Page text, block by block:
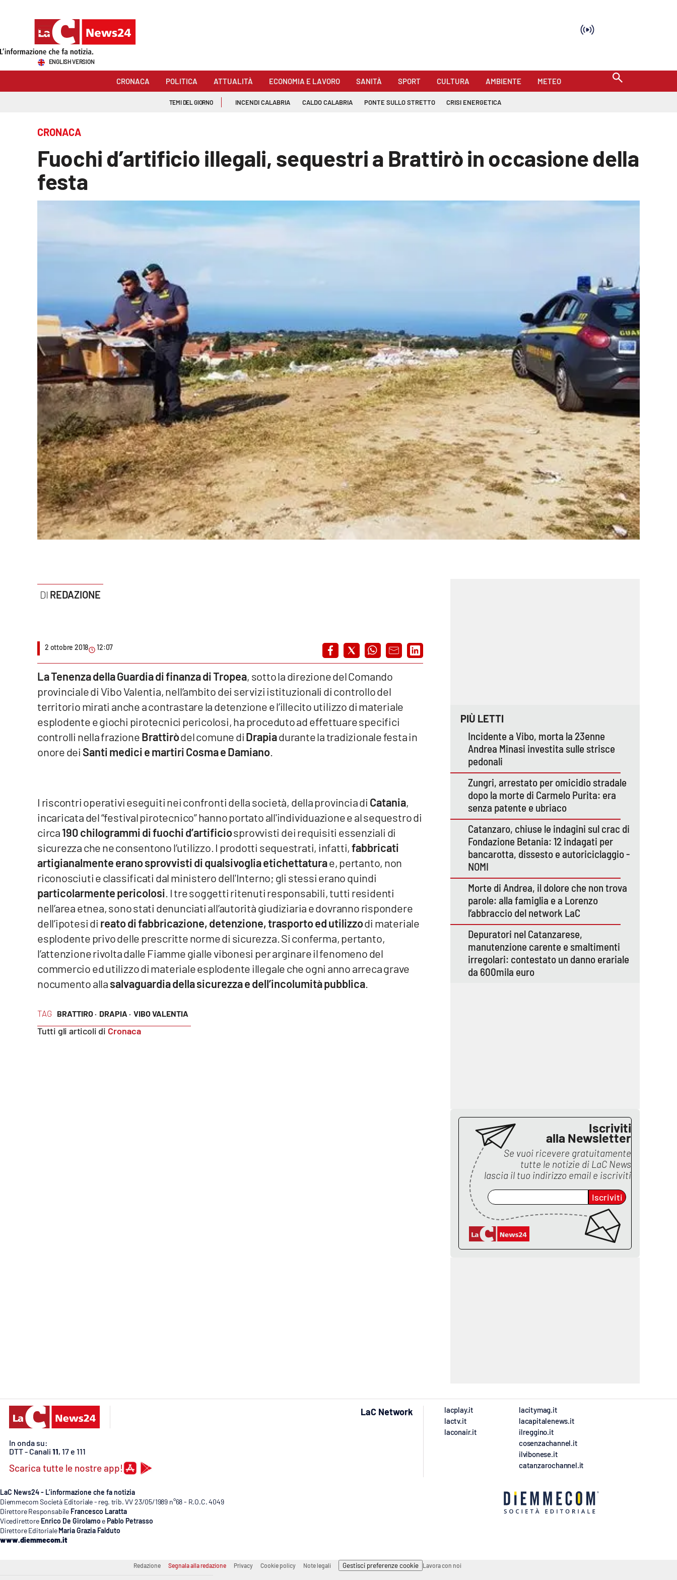
Sezioni
Economia e lavoro
Economia e Lavoro
Parchi Marini Calabria
Imprese Di Calabria
Venti di comunicazione
Streaming
Vibo Valentia
Reggio Calabria
Lamezia Terme
Buona Sanità Calabria
Catanzarochannel.it
App
ENGLISH VERSION
CRONACA POLITICA ATTUALITÀ ECONOMIA E LAVORO SANITÀ SPORT CULTURA AMBIENTE METEO
TEMI DEL GIORNO INCENDI CALABRIA CALDO CALABRIA PONTE SULLO STRETTO CRISI ENERGETICA
CRONACA
Fuochi d’artificio illegali, sequestri a Brattirò in occasione della
festa
REDAZIONE
2 ottobre 2018 12:07
TAG BRATTIRO · DRAPIA · VIBO VALENTIA
Tutti gli articoli di Cronaca
La Tenenza della Guardia di finanza di Tropea, sotto la direzione del Comando
provinciale di Vibo Valentia, nell’ambito dei servizi istituzionali di controllo del
territorio mirati anche a contrastare la detenzione e l’illecito utilizzo di materiale
esplodente e giochi pirotecnici pericolosi, ha proceduto ad effettuare specifici
controlli nella frazioneBrattiròdel comune diDrapiadurante la tradizionale festa in
onore dei Santi medici e martiri Cosma e Damiano.
I riscontri operativi eseguiti nei confronti della società, della provincia di Catania,
incaricata del “festival pirotecnico” hanno portato all'individuazione e al sequestro di
circa190 chilogrammi di fuochi d’artificiosprovvisti dei requisiti essenziali di
sicurezza che ne consentono l’utilizzo. I prodotti sequestrati, infatti,fabbricati
artigianalmente erano sprovvisti di qualsivoglia etichettaturae, pertanto, non
riconosciuti e classificati dal ministero dell'Interno; gli stessi erano quindi
particolarmente pericolosi. I tre soggetti ritenuti responsabili, tutti residenti
nell’area etnea, sono stati denunciati all’autorità giudiziaria e dovranno rispondere
dell’ipotesi di reato di fabbricazione, detenzione, trasporto ed utilizzodi materiale
esplodente privo delle prescritte norme di sicurezza. Si conferma, pertanto,
l’attenzione rivolta dalle Fiamme gialle vibonesi per arginare il fenomeno del
commercio ed utilizzo di materiale esplodente illegale che ogni anno arreca grave
nocumento allasalvaguardia della sicurezza e dell’incolumità pubblica.
PIÙ LETTI
Incidente a Vibo, morta la 23enne
Andrea Minasi investita sulle strisce
pedonali
Zungri, arrestato per omicidio stradale
dopo la morte di Carmelo Purita: era
senza patente e ubriaco
Catanzaro, chiuse le indagini sul crac di
Fondazione Betania: 12 indagati per
bancarotta, dissesto e autoriciclaggio -
NOMI
Morte di Andrea, il dolore che non trova
parole: alla famiglia e a Lorenzo
l’abbraccio del network LaC
Depuratori nel Catanzarese,
manutenzione carente e smaltimenti
irregolari: contestato un danno erariale
da 600mila euro
Iscriviti
alla Newsletter
Se vuoi ricevere gratuitamente
tutte le notizie di LaC News
lascia il tuo indirizzo email e iscriviti
Iscriviti
In onda su:
DTT - Canali 11, 17 e 111
Scarica tutte le nostre app!
LaC Network
lacplay.it
lactv.it
laconair.it
lacitymag.it
lacapitalenews.it
ilreggino.it
cosenzachannel.it
ilvibonese.it
catanzarochannel.it
LaC News24 - L’informazione che fa notizia
Diemmecom Società Editoriale - reg. trib. VV 23/05/1989 n°68 - R.O.C. 4049
Direttore Responsabile Francesco Laratta
Vicedirettore Enrico De Girolamo e Pablo Petrasso
Direttore Editoriale Maria Grazia Falduto
www.diemmecom.it
Redazione Segnala alla redazione Privacy Cookie policy Note legali Gestisci preferenze cookie Lavora con noi